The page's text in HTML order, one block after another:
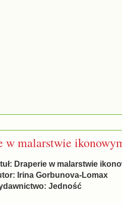
w malarstwie
Draperie w malarstwie
Irina Gorbunova-Lomax
Jedność